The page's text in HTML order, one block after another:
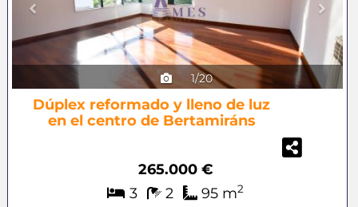
1/20
Dúplex reformado y lleno de luz
en el centro de Bertamiráns
265.000 €
3
2 95 m2